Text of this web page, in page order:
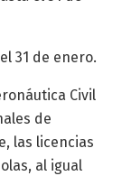
31 de enero.
Civil
de
las licencias
al igual